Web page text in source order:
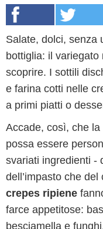
Salate, dolci, senza
bottiglia: il variegato
scoprire. I sottili
e farina cotti nelle
a primi piatti o
Accade, così, che la
possa essere
svariati ingredienti -
dell’impasto che
crepes ripiene
farce appetitose:
besciamella e